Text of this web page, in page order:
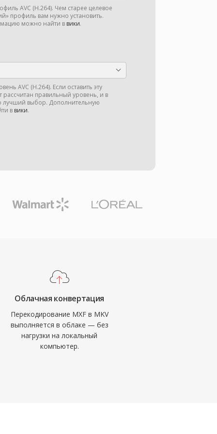
AVC (H.264). Чем старее целевое
профиль вам нужно установить.
можно найти в вики.
AVC (H.264). Если оставить эту
рассчитан правильный уровень, и в
лучший выбор. Дополнительную
в вики.
Облачная конвертация
Перекодирование MXF в MKV
выполняется в облаке — без
нагрузки на локальный
компьютер.